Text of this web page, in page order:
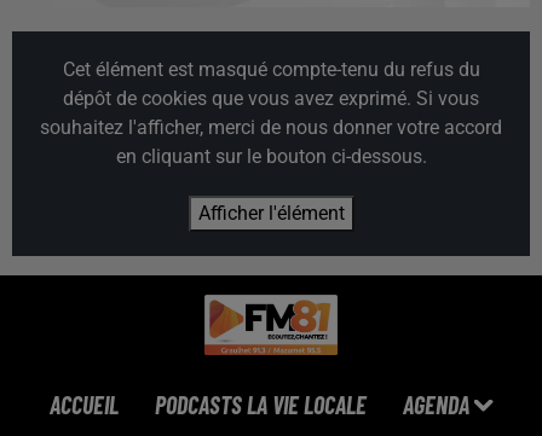
Cet élément est masqué compte-tenu du refus du
dépôt de cookies que vous avez exprimé. Si vous
souhaitez l'afficher, merci de nous donner votre accord
en cliquant sur le bouton ci-dessous.
Afficher l'élément
ACCUEIL PODCASTS LA VIE LOCALE AGENDA